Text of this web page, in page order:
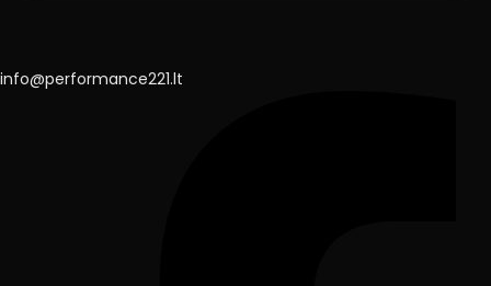
info@performance221.lt